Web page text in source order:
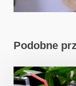
Podobne